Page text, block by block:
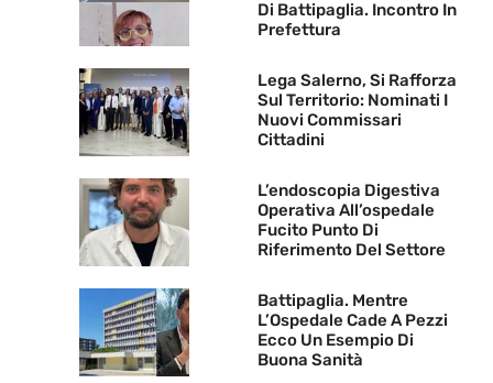
Di Battipaglia. Incontro In
Prefettura
Lega Salerno, Si Rafforza
Sul Territorio: Nominati I
Nuovi Commissari
Cittadini
L’endoscopia Digestiva
Operativa All’ospedale
Fucito Punto Di
Riferimento Del Settore
Battipaglia. Mentre
L’Ospedale Cade A Pezzi
Ecco Un Esempio Di
Buona Sanità